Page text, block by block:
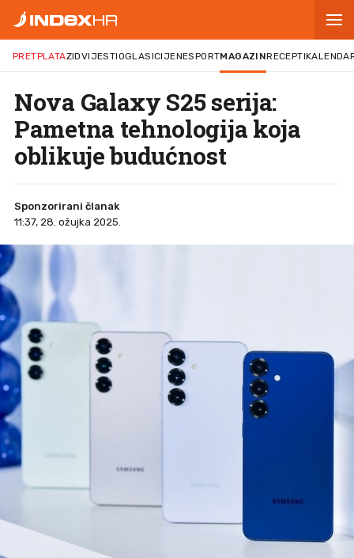
PRETPLATAZIDVIJESTIOGLASICIJENESPORTMAGAZINRECEPTI
Nova Galaxy S25 serija:
Pametna tehnologija koja
oblikuje budućnost
Sponzorirani članak
11:37, 28. ožujka 2025.